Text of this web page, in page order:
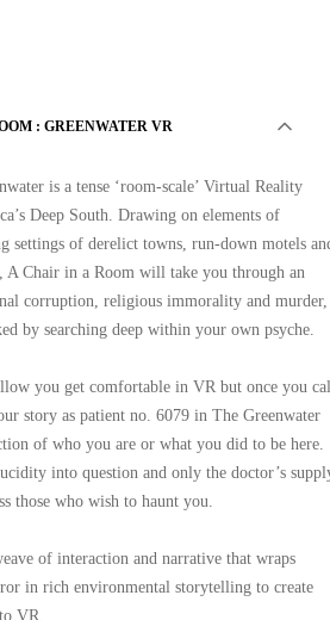
: GREENWATER VR
is a tense ‘room-scale’ Virtual Reality
Deep South. Drawing on elements of
settings of derelict towns, run-down motels
A Chair in a Room will take you through an
corruption, religious immorality and murder,
by searching deep within your own psyche.
you get comfortable in VR but once you
story as patient no. 6079 in The Greenwater
of who you are or what you did to be here.
into question and only the doctor’s
those who wish to haunt you.
of interaction and narrative that wraps
in rich environmental storytelling to create
VR.